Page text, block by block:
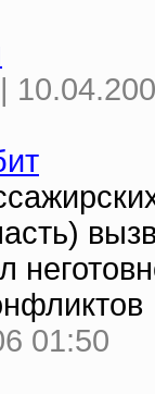
01:50